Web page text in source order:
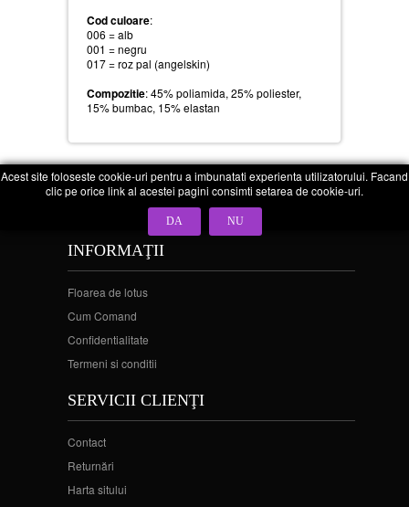
Cod culoare:
006 = alb
001 = negru
017 = roz pal (angelskin)
Compozitie: 45% poliamida, 25% poliester,
15% bumbac, 15% elastan
INFORMAŢII
Floarea de lotus
Cum Comand
Confidentialitate
Termeni si conditii
SERVICII CLIENŢI
Contact
Returnări
Harta sitului
Acest site foloseste cookie-uri pentru a imbunatati experienta utilizatorului. Facand
clic pe orice link al acestei pagini consimti setarea de cookie-uri.
DA NU